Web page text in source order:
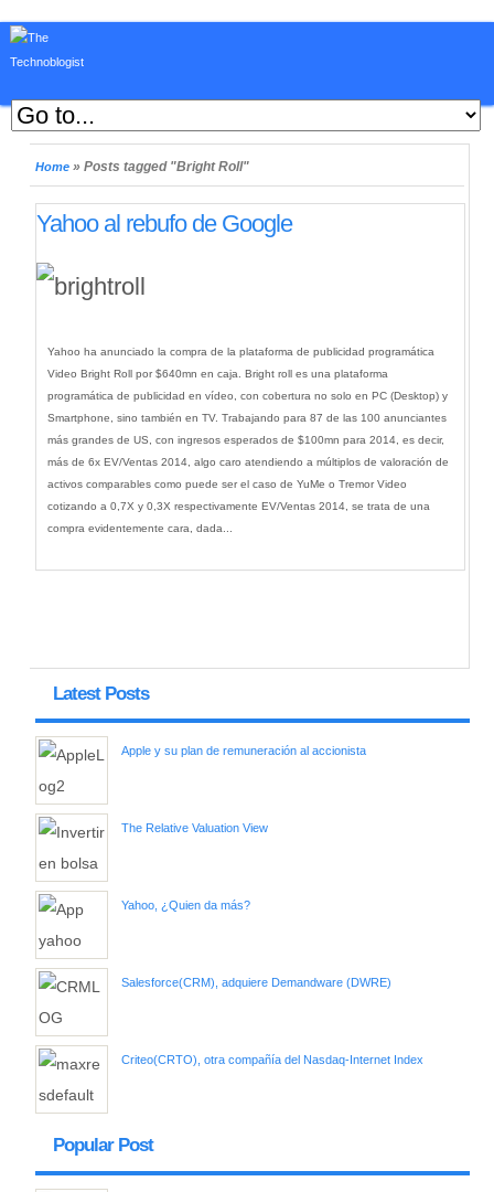
Home» Posts tagged "Bright Roll"
Yahoo al rebufo de Google
Yahoo ha anunciado la compra de la plataforma de publicidad programática
Video Bright Roll por $640mn en caja. Bright roll es una plataforma
programática de publicidad en vídeo, con cobertura no solo en PC (Desktop) y
Smartphone, sino también en TV. Trabajando para 87 de las 100 anunciantes
más grandes de US, con ingresos esperados de $100mn para 2014, es decir,
más de 6x EV/Ventas 2014, algo caro atendiendo a múltiplos de valoración de
activos comparables como puede ser el caso de YuMe o Tremor Video
cotizando a 0,7X y 0,3X respectivamente EV/Ventas 2014, se trata de una
compra evidentemente cara, dada...
Latest Posts
Apple y su plan de remuneración al accionista
The Relative Valuation View
Yahoo, ¿Quien da más?
Salesforce(CRM), adquiere Demandware (DWRE)
Criteo(CRTO), otra compañía del Nasdaq-Internet Index
Popular Post